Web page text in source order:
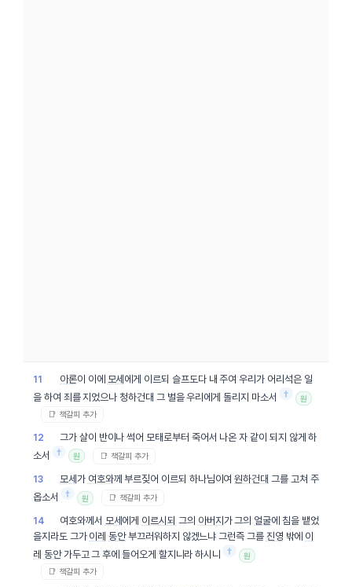
11 아론이 이에 모세 에게 이르되 슬프도다 내 주여 우리가 어리석은 일
을 하여 죄를 지었으나 청하건대 그 벌을 우리에게 돌리지 마소서
† 원
📑 책갈피 추가
12
그가 살이 반이나 썩어 모태로부터 죽어서 나온 자 같이 되지 않게 하
소서
† 원 📑 책갈피 추가
13 모세 가 여호와께 부르짖어 이르되 하나님이여원하건대 그를 고쳐 주
옵소서
† 원 📑 책갈피 추가
14 여호와께서 모세 에게 이르시되 그의 아버지 가 그의 얼굴에 침을 뱉었
을지라도 그가 이레 동안부끄러워하지 않겠느냐 그런즉 그를 진영 밖에 이
레 동안가두고 그 후에 들어오게 할지니라 하시니 † 원
📑 책갈피 추가